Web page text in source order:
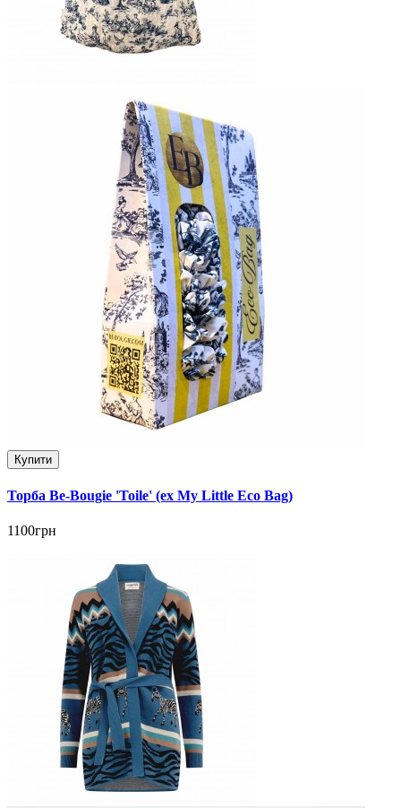
Купити
Торба Be-Bougie 'Toile' (ex My Little Eco Bag)
1100грн